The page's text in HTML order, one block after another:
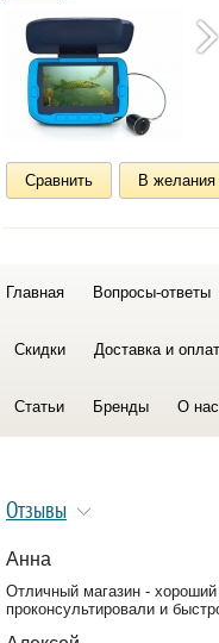
Сравнить В желания
Главная Вопросы-ответы
Скидки Доставка и
Статьи Бренды О нас
Отзывы
Анна
Отличный магазин -
проконсультировали и